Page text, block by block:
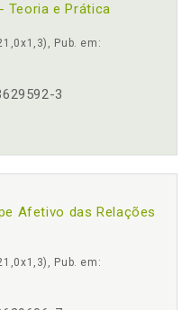
Teoria e Prática
Pub. em:
3
Afetivo das Relações
Pub. em: